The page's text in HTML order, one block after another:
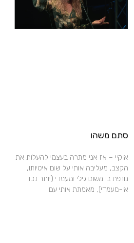
סתם משהו
אוקיי – אז אני מתרה בעצמי להעלות את
הקצב, מעליבה אותי על שום איטיותו,
נוזפת בי משום גילי ומעמדי (יותר נכון
אי-מעמדי), מאמתת אותי עם